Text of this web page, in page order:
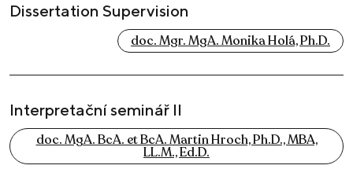
Dissertation Supervision
doc. Mgr. MgA. Monika Holá, Ph.D.
Interpretační seminář II
doc. MgA. BcA. et BcA. Martin Hroch, Ph.D., MBA,
LL.M., Ed.D.